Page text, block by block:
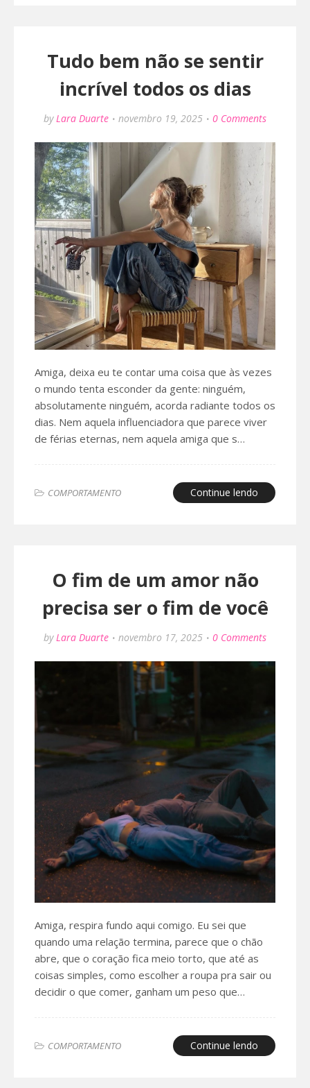
Tudo bem não se sentir
incrível todos os dias
by Lara Duarte novembro 19, 2025 0 Comments
Amiga, deixa eu te contar uma coisa que às vezes
o mundo tenta esconder da gente: ninguém,
absolutamente ninguém, acorda radiante todos os
dias. Nem aquela influenciadora que parece viver
de férias eternas, nem aquela amiga que s…
COMPORTAMENTO Continue lendo
O fim de um amor não
precisa ser o fim de você
by Lara Duarte novembro 17, 2025 0 Comments
Amiga, respira fundo aqui comigo. Eu sei que
quando uma relação termina, parece que o chão
abre, que o coração fica meio torto, que até as
coisas simples, como escolher a roupa pra sair ou
decidir o que comer, ganham um peso que…
COMPORTAMENTO Continue lendo